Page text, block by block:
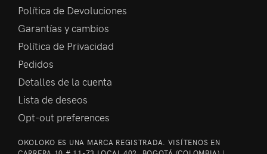
Política de Devoluciones
Garantías y cambios
Política de Privacidad
Pedidos
Detalles de la cuenta
Lista de deseos
Opt-out preferences
OKOLOKO ES UNA MARCA REGISTRADA. VISÍTENOS EN